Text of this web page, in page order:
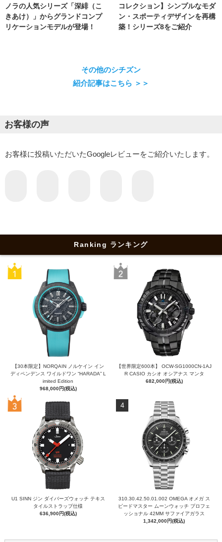
ノラの人気シリーズ「深緋（こ
きあけ）」からグランドコンプ
リケーションモデルが登場！
コレクション】シンプルなモダ
ン・スポーティデザインを再構
築！シリーズ8をご紹介
その他のシチズン
紹介記事はこちら ＞＞
お客様の声
お客様に投稿いただいたGoogleレビューをご紹介いたします。
Ranking ランキング
【30本限定】NORQAIN ノルケイン イン
ディペンデンス ワイルドワン “HARADA” L
imited Edition
968,000円(税込)
【世界限定600本】 OCW-SG1000CN-1AJ
R CASIO カシオ オシアナス マンタ
682,000円(税込)
U1 SINN ジン ダイバーズウォッチ テキス
タイルストラップ仕様
636,900円(税込)
4
310.30.42.50.01.002 OMEGA オメガ ス
ピードマスター ムーンウォッチ プロフェ
ッショナル 42MM サファイアガラス
1,342,000円(税込)